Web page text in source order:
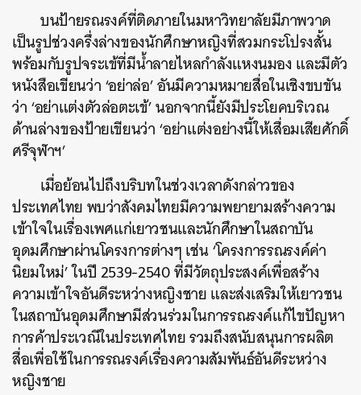
บนป้ายรณรงค์ที่ติดภายในมหาวิทยาลัยมีภาพวาด
เป็นรูปช่วงครึ่งล่างของนักศึกษาหญิงที่สวมกระโปรงสั้น
พร้อมกับรูปจระเข้ที่มีน้ำลายไหลกำลังแหงนมอง และมีตัว
หนังสือเขียนว่า ‘อย่าล่อ’ อันมีความหมายสื่อในเชิงขบขัน
ว่า ‘อย่าแต่งตัวล่อตะเข้’ นอกจากนี้ยังมีประโยคบริเวณ
ด้านล่างของป้ายเขียนว่า ‘อย่าแต่งอย่างนี้ให้เสื่อมเสียศักดิ์
ศรีจุฬาฯ’
เมื่อย้อนไปถึงบริบทในช่วงเวลาดังกล่าวของ
ประเทศไทย พบว่าสังคมไทยมีความพยายามสร้างความ
เข้าใจในเรื่องเพศแก่เยาวชนและนักศึกษาในสถาบัน
อุดมศึกษาผ่านโครงการต่างๆ เช่น ‘โครงการรณรงค์ค่า
นิยมใหม่’ ในปี 2539-2540 ที่มีวัตถุประสงค์เพื่อสร้าง
ความเข้าใจอันดีระหว่างหญิงชาย และส่งเสริมให้เยาวชน
ในสถาบันอุดมศึกษามีส่วนร่วมในการรณรงค์แก้ไขปัญหา
การค้าประเวณีในประเทศไทย รวมถึงสนับสนุนการผลิต
สื่อเพื่อใช้ในการรณรงค์เรื่องความสัมพันธ์อันดีระหว่าง
หญิงชาย